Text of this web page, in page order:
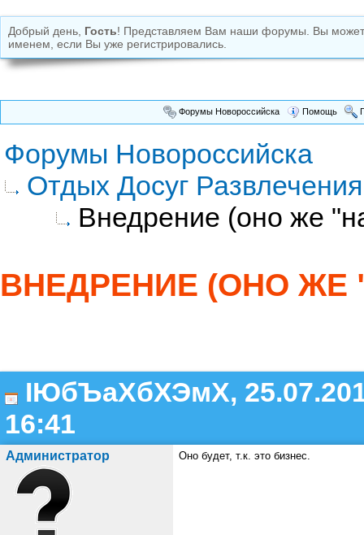
Добрый день, Гость! Представляем Вам наши форумы. Вы
именем, если Вы уже регистрировались.
Форумы Новороссийска Помощь
Форумы Новороссийска
Отдых Досуг Развлечения
Внедрение (оно же
ВНЕДРЕНИЕ (ОНО ЖЕ
ІЮбЪаХбХЭмХ,
16:41
Администратор Оно будет, т.к. это бизнес.